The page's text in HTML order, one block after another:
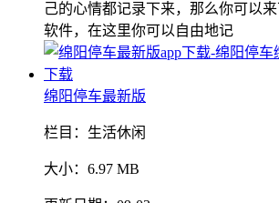
己的心情都记录下来，那么你可以
软件，在这里你可以自由地记
绵阳停车最新版
栏目： 生活休闲
大小： 6.97 MB